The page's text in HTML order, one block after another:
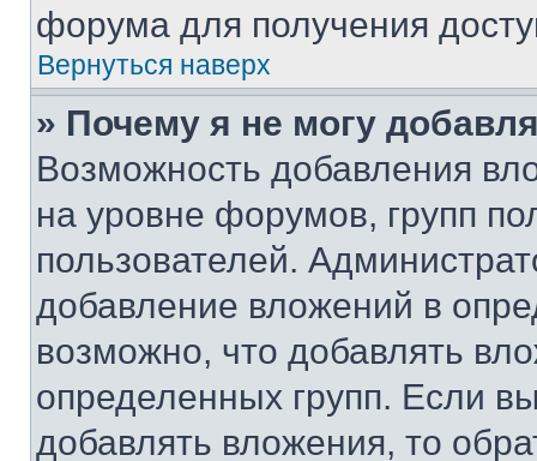
форума для получения
Вернуться наверх
» Почему я не могу
Возможность добавления
на уровне форумов, групп
пользователей.
добавление вложений в
возможно, что добавлять
определенных групп. Если
добавлять вложения, то